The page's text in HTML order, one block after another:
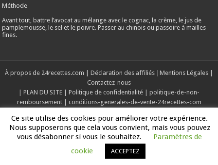
Méthode
Avant tout, battre l’avocat au mélange avec le cognac, la crème, le jus de
pamplemousse, le sel et le poivre. Passer au chinois ou passoire à mailles
fines.
À propos de 24recettes.com Déclaration des affiliés Mentions Légales
Contactez-nous
PLAN DU SITE Politique de confidentialité
politique-de-non-
remboursement| conditions-generales-de-vente-24recettes-com
Copyright © 2019-2025, Tous les droits sont réservés
Ce site utilise des cookies pour améliorer votre expérience.
Nous supposerons que cela vous convient, mais vous pouvez
vous désabonner si vous le souhaitez.
Paramètres de
cookie
ACCEPTEZ